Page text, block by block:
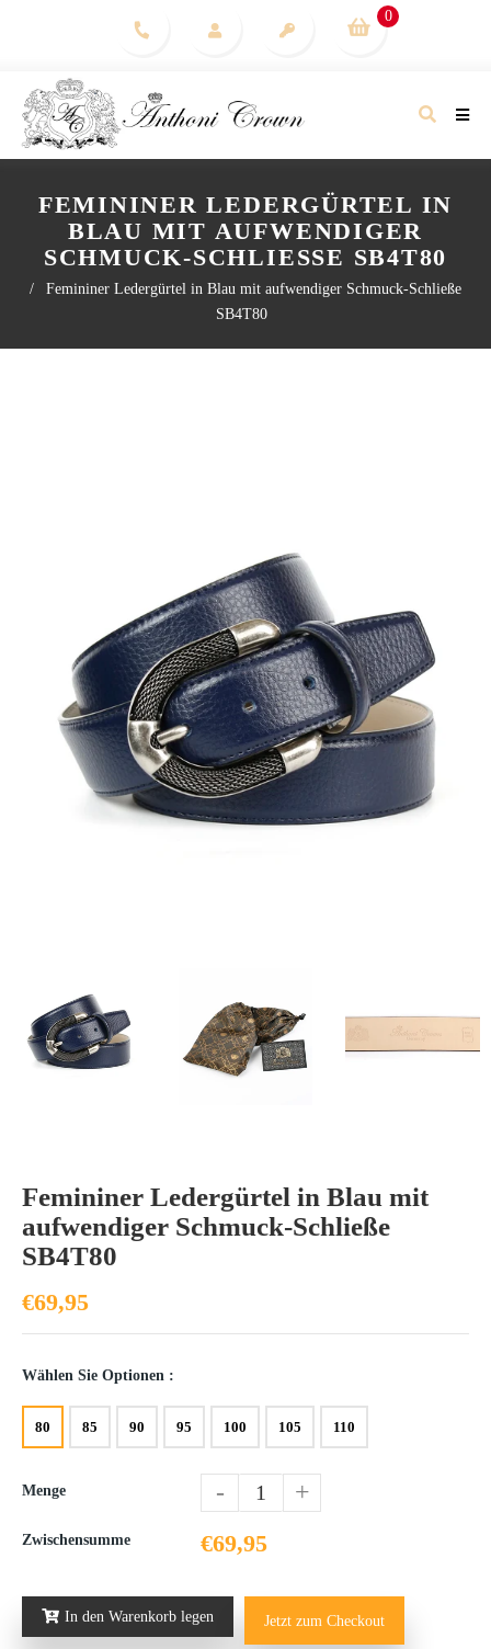
0
FEMININER LEDERGÜRTEL IN
BLAU MIT AUFWENDIGER
SCHMUCK-SCHLIESSE SB4T80
/
Femininer Ledergürtel in Blau mit aufwendiger Schmuck-Schließe
SB4T80
Femininer Ledergürtel in Blau mit
aufwendiger Schmuck-Schließe
SB4T80
€69,95
Wählen Sie Optionen :
80 85 90 95 100 105 110
Menge - +
Zwischensumme €69,95
In den Warenkorb legen Jetzt zum Checkout